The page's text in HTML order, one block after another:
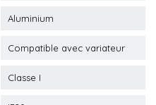
Aluminium
Compatible avec variateur
Classe I